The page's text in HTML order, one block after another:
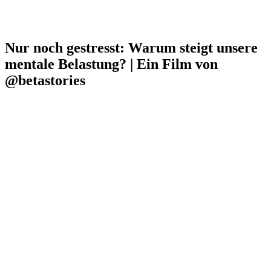
Nur noch gestresst: Warum steigt unsere
mentale Belastung? | Ein Film von
@betastories